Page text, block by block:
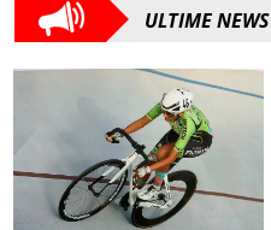
ULTIME NEWS